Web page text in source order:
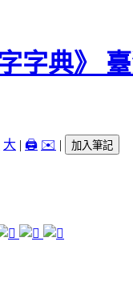
大 | 🖨️ ✉️ | 加入筆記